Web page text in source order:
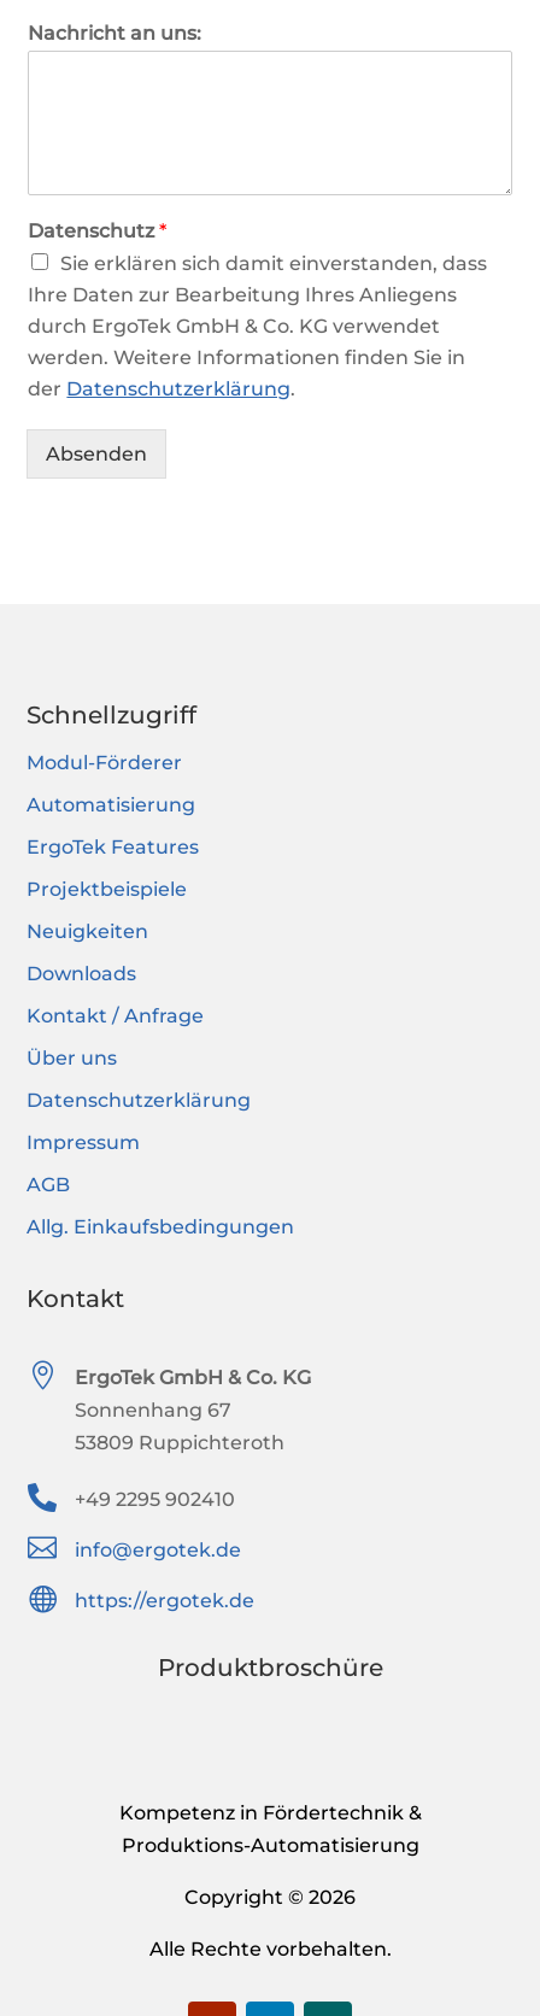
u
f
Nachricht an uns:
Datenschutz*
Sie erklären sich damit einverstanden, dass
Ihre Daten zur Bearbeitung Ihres Anliegens
durch ErgoTek GmbH & Co. KG verwendet
werden. Weitere Informationen finden Sie in
der Datenschutzerklärung.
Absenden
Schnellzugriff
Modul-Förderer
Automatisierung
ErgoTek Features
Projektbeispiele
Neuigkeiten
Downloads
Kontakt / Anfrage
Über uns
Datenschutzerklärung
Impressum
AGB
Allg. Einkaufsbedingungen
Kontakt

ErgoTek GmbH & Co. KG
Sonnenhang 67
53809 Ruppichteroth
 +49 2295 902410
 info@ergotek.de
 https://ergotek.de
Produktbroschüre
Kompetenz in Fördertechnik &
Produktions-Automatisierung
Copyright © 2026
Alle Rechte vorbehalten.